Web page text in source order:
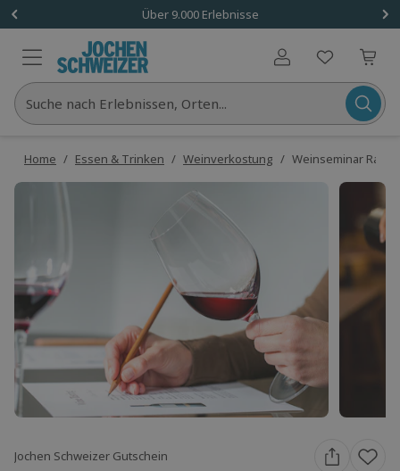
Über 9.000 Erlebnisse
Benutzerkonto
Suche nach Erlebnissen, Orten...
Home / Essen & Trinken / Weinverkostung / Weinseminar
Jochen Schweizer Gutschein